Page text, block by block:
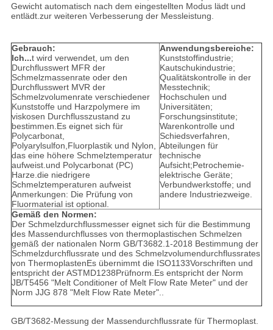
Gewicht automatisch nach dem eingestellten Modus lädt und
entlädt.zur weiteren Verbesserung der Messleistung.
Gebrauch:
Ich...t wird verwendet, um den
Durchflusswert MFR der
Schmelzmassenrate oder den
Durchflusswert MVR der
Schmelzvolumenrate verschiedener
Kunststoffe und Harzpolymere im
viskosen Durchflusszustand zu
bestimmen.Es eignet sich für
Polycarbonat,
Polyarylsulfon,Fluorplastik und Nylon,
das eine höhere Schmelztemperatur
aufweist.und Polycarbonat (PC)
Harze.die niedrigere
Schmelztemperaturen aufweist
Anmerkungen: Die Prüfung von
Fluormaterial ist optional.
Anwendungsbereiche:
Kunststoffindustrie;
Kautschukindustrie;
Qualitätskontrolle in der
Messtechnik;
Hochschulen und
Universitäten;
Forschungsinstitute;
Warenkontrolle und
Schiedsverfahren,
Abteilungen für
technische
Aufsicht;Petrochemie­
elektrische Geräte;
Verbundwerkstoffe; und
andere Industriezweige.
Gemäß den Normen:
Der Schmelzdurchflussmesser eignet sich für die Bestimmung
des Massendurchflusses von thermoplastischen Schmelzen
gemäß der nationalen Norm GB/T3682.1-2018 Bestimmung der
Schmelzdurchflussrate und des Schmelzvolumendurchflussrates
von ThermoplastenEs übernimmt die ISO­1133­Vorschriften und
entspricht der ASTM­D1238­Prüfnorm.Es entspricht der Norm
JB/T5456 "Melt Conditioner of Melt Flow Rate Meter" und der
Norm JJG 878 "Melt Flow Rate Meter"..
GB/T3682-Messung der Massendurchflussrate für Thermoplast.